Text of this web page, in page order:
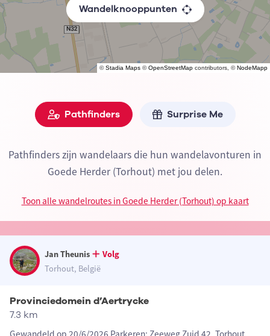
©Stadia Maps ©OpenStreetMap contributors, ©NodeMapp
Wandelknooppunten
Pathfinders Surprise Me
Pathfinders zijn wandelaars die hun wandelavonturen in
Goede Herder (Torhout) met jou delen.
Toon alle wandelroutes in Goede Herder (Torhout) op kaart
Jan Theunis
Volg
Torhout, België
Provinciedomein d’Aertrycke
7.3 km